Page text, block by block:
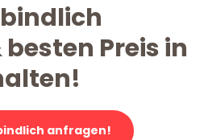
Preis in
anfragen!